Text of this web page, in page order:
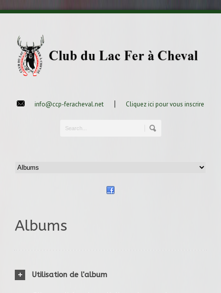
info@ccp-feracheval.net | Cliquez ici pour vous inscrire
Albums
Utilisation de l'album